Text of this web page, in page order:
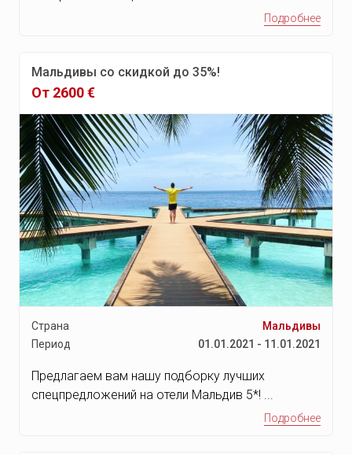
Марбелья
Эстепона
Ларнака
Ларнака
Пафос
Протарас
Роторуа
Окленд
Квинстаун
Тасос
Горнолыжный курорт
Боровец
Подробнее
Мальдивы со скидкой до 35%!
От 2600 €
Страна
Мальдивы
Период
01.01.2021 - 11.01.2021
Предлагаем вам нашу подборку лучших
спецпредложений на отели Мальдив 5*! ...
Подробнее